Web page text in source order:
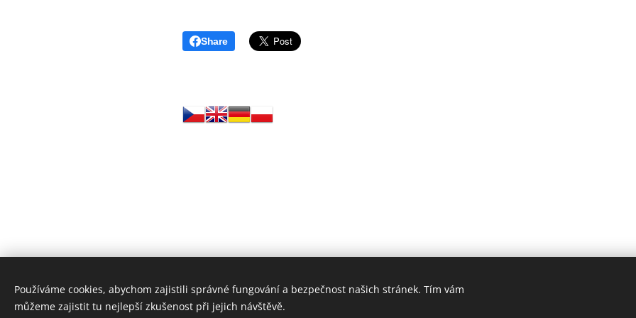
Share
© 2021 Automotoklub Mariánské Lázně created by Aleš Novák IT
Používáme cookies, abychom zajistili správné fungování a bezpečnost našich stránek. Tím vám
můžeme zajistit tu nejlepší zkušenost při jejich návštěvě.